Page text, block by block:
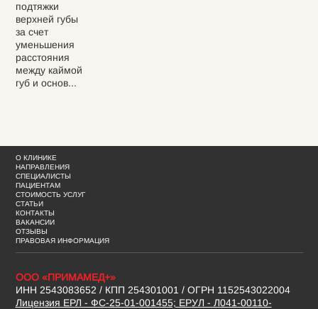
подтяжки
верхней губы
за счет
уменьшения
расстояния
между каймой
губ и основ...
О КЛИНИКЕ
НАПРАВЛЕНИЯ
СПЕЦИАЛИСТЫ
ПАЦИЕНТАМ
СТОИМОСТЬ УСЛУГ
СТАТЬИ
КОНТАКТЫ
ВАКАНСИИ
ОТЗЫВЫ
ПРАВОВАЯ ИНФОРМАЦИЯ
ООО «ПРИМАМЕД+»
ИНН 2543083652 / КПП 254301001 / ОГРН 1152543022004
Лицензия ЕРЛ - ФС-25-01-001455; ЕРУЛ - Л041-00110-